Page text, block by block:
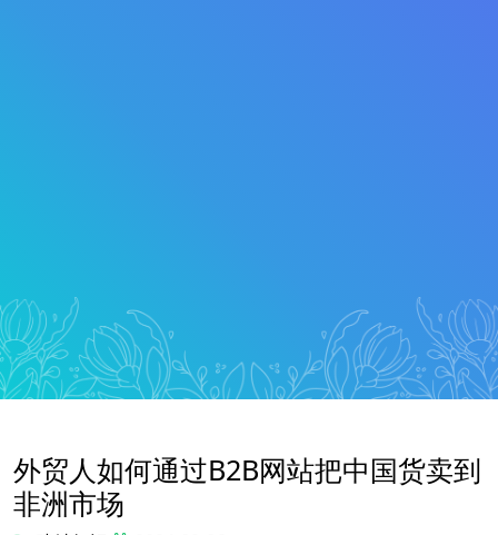
外贸人如何通过B2B网站把中国货卖到
非洲市场